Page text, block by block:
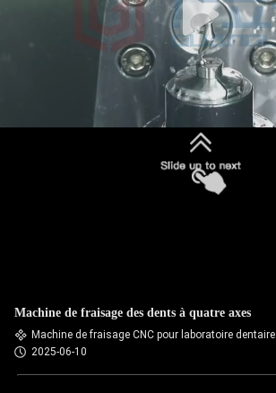
Machine de fraisage des dents à quatre axes
Machine de fraisage CNC pour laboratoire dentaire
2025-06-10